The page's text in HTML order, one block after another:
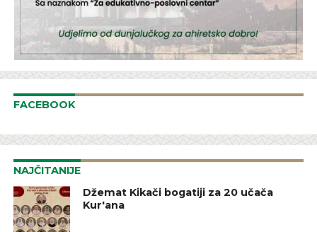
FACEBOOK
NAJČITANIJE
Džemat Kikači bogatiji za 20 učača
Kur'ana